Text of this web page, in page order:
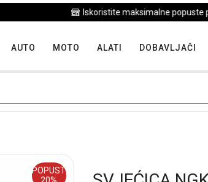
Iskoristite maksimalne popuste
AUTO MOTO ALATI DOBAVLJAČI
POPUST